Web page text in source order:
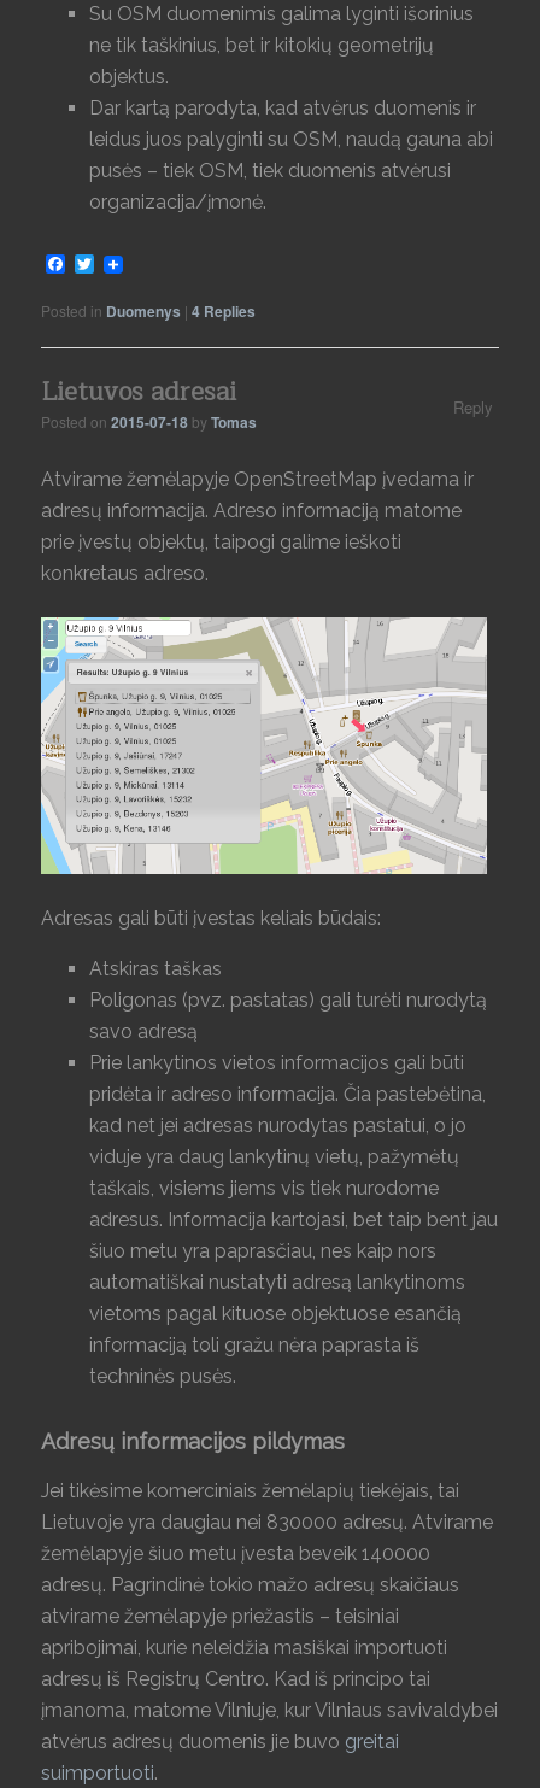
Su OSM duomenimis galima lyginti išorinius
ne tik taškinius, bet ir kitokių geometrijų
objektus.
Dar kartą parodyta, kad atvėrus duomenis ir
leidus juos palyginti su OSM, naudą gauna abi
pusės – tiek OSM, tiek duomenis atvėrusi
organizacija/įmonė.
Facebook
Twitter
Posted in Duomenys |4 Replies
Lietuvos adresai
Posted on2015-07-18 byTomas
Reply
Atvirame žemėlapyje OpenStreetMap įvedama ir
adresų informacija. Adreso informaciją matome
prie įvestų objektų, taipogi galime ieškoti
konkretaus adreso.
Adresas gali būti įvestas keliais būdais:
Atskiras taškas
Poligonas (pvz. pastatas) gali turėti nurodytą
savo adresą
Prie lankytinos vietos informacijos gali būti
pridėta ir adreso informacija. Čia pastebėtina,
kad net jei adresas nurodytas pastatui, o jo
viduje yra daug lankytinų vietų, pažymėtų
taškais, visiems jiems vis tiek nurodome
adresus. Informacija kartojasi, bet taip bent jau
šiuo metu yra paprasčiau, nes kaip nors
automatiškai nustatyti adresą lankytinoms
vietoms pagal kituose objektuose esančią
informaciją toli gražu nėra paprasta iš
techninės pusės.
Adresų informacijos pildymas
Jei tikėsime komerciniais žemėlapių tiekėjais, tai
Lietuvoje yra daugiau nei 830000 adresų. Atvirame
žemėlapyje šiuo metu įvesta beveik 140000
adresų. Pagrindinė tokio mažo adresų skaičiaus
atvirame žemėlapyje priežastis – teisiniai
apribojimai, kurie neleidžia masiškai importuoti
adresų iš Registrų Centro. Kad iš principo tai
įmanoma, matome Vilniuje, kur Vilniaus savivaldybei
atvėrus adresų duomenis jie buvo greitai
suimportuoti.